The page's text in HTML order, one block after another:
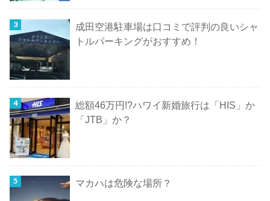
成田空港駐車場は口コミで評判の良いシャ
トルパーキングがおすすめ！
総額46万円!?ハワイ新婚旅行は「HIS」か
「JTB」か？
マカハは危険な場所？